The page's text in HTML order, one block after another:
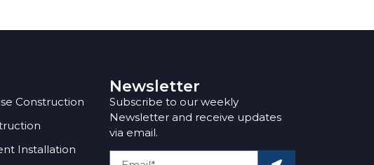
Construction
Installation
Newsletter
Subscribe to our weekly
Newsletter and receive updates
via email.